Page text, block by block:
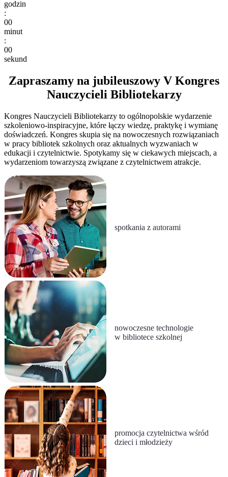
godzin
:
00
minut
:
00
sekund
Zapraszamy na jubileuszowy V Kongres
Nauczycieli Bibliotekarzy
Kongres Nauczycieli Bibliotekarzy to ogólnopolskie wydarzenie
szkoleniowo-inspiracyjne, które łączy wiedzę, praktykę i wymianę
doświadczeń. Kongres skupia się na nowoczesnych rozwiązaniach
w pracy bibliotek szkolnych oraz aktualnych wyzwaniach w
edukacji i czytelnictwie. Spotykamy się w ciekawych miejscach, a
wydarzeniom towarzyszą związane z czytelnictwem atrakcje.
spotkania z autorami
nowoczesne technologie
w bibliotece szkolnej
promocja czytelnictwa wśród
dzieci i młodzieży